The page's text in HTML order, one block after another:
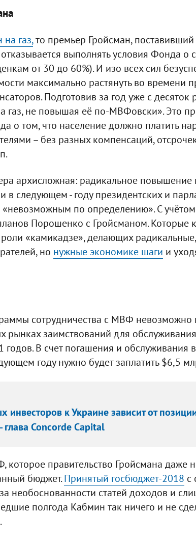
газ,то премьер Гройсман, поставивший
выполнять условия Фонда о
от 30 до 60%). И изо всех сил
максимально растянуть во времени
Подготовив за год уже с десяток
газ, не повышая её по-МВФовски». Это
о том, что население должно платить
– без разных компенсаций,
архисложная: радикальное повышение
следующем - году президентских и
«невозможным по определению». С
Порошенко с Гройсманом. Которые
«камикадзе», делающих
но нужные экономике шаги и
сотрудничества с МВФ невозможно
рынках заимствований для
В счет погашения и обслуживания
году нужно будет заплатить $6,5
инвесторов к Украине зависит от
Concorde Capital
правительство Гройсмана даже
бюджет.Принятый госбюджет-2018 с
необоснованности статей доходов и
полгода Кабмин так ничего и не